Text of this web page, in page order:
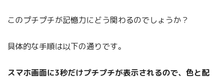
このプチプチが記憶力にどう関わるのでしょうか？
具体的な手順は以下の通りです。
スマホ画面に3秒だけプチプチが表示されるので、色と配